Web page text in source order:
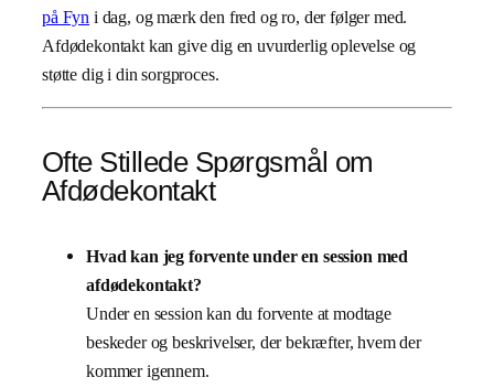
på Fyn i dag, og mærk den fred og ro, der følger med.
Afdødekontakt kan give dig en uvurderlig oplevelse og
støtte dig i din sorgproces.
Ofte Stillede Spørgsmål om
Afdødekontakt
Hvad kan jeg forvente under en session med
afdødekontakt?
Under en session kan du forvente at modtage
beskeder og beskrivelser, der bekræfter, hvem der
kommer igennem.